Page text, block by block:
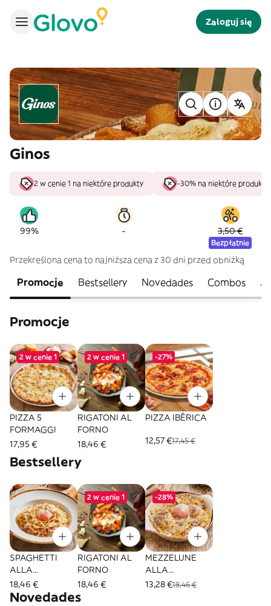
Zaloguj się
Ginos
2 w cenie 1 na niektóre produkty -30% na niektóre produkty
99% - 3,50 €
Bezpłatnie
Przekreślona cena to najniższa cena z 30 dni przed obniżką
Promocje Bestsellery Novedades Combos
Promocje
2 w cenie 1
PIZZA 5
FORMAGGI
17,95 €
2 w cenie 1
RIGATONI AL
FORNO
18,46 €
-27%
PIZZA IBÉRICA
12,57 €17,45 €
Bestsellery
SPAGHETTI
ALLA
CARBONARA
DE AQUÍ
18,46 €
2 w cenie 1
RIGATONI AL
FORNO
18,46 €
-28%
MEZZELUNE
ALLA
CARBONARA
13,28 €18,46 €
Novedades